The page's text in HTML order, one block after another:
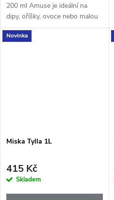
200 ml Amuse je ideální na
dipy, oříšky, ovoce nebo malou
svačinu – přesně tak, abyste
měli vždy něco dobrého po
Novinka
Miska Tylla 1L
415 Kč
Skladem